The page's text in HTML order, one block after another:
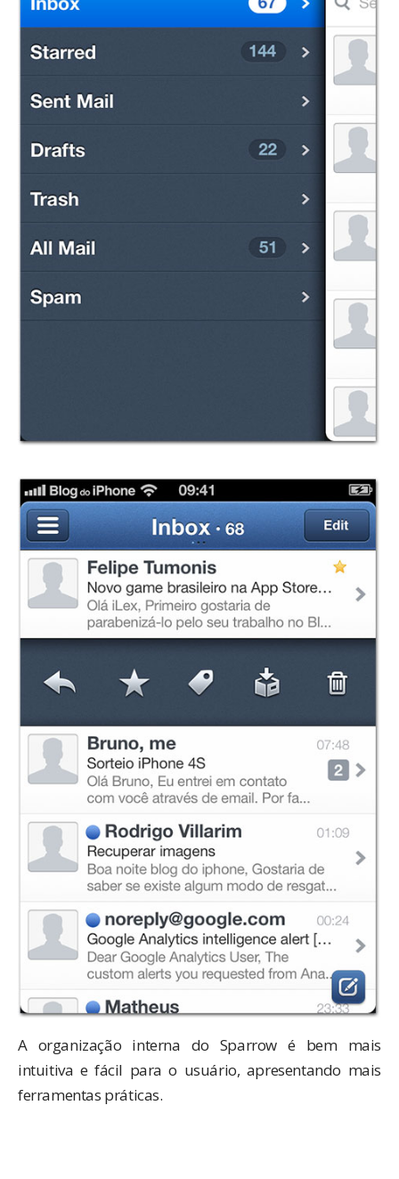
A organização interna do Sparrow é bem mais
intuitiva e fácil para o usuário, apresentando mais
ferramentas práticas.